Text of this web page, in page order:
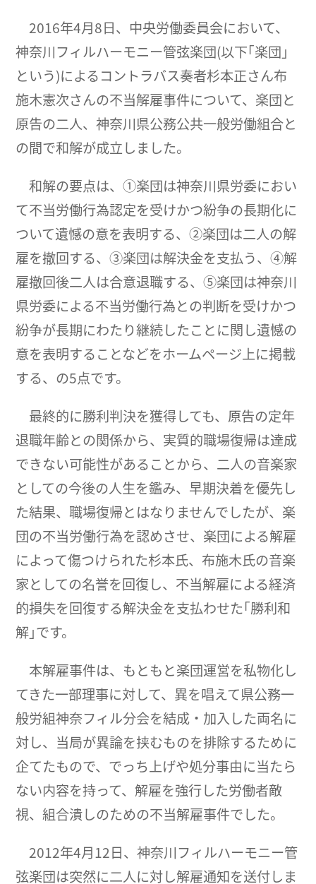
2016年4月8日、中央労働委員会において、
神奈川フィルハーモニー管弦楽団(以下｢楽団｣
という)によるコントラバス奏者杉本正さん布
施木憲次さんの不当解雇事件について、楽団と
原告の二人、神奈川県公務公共一般労働組合と
の間で和解が成立しました。
和解の要点は、①楽団は神奈川県労委におい
て不当労働行為認定を受けかつ紛争の長期化に
ついて遺憾の意を表明する、②楽団は二人の解
雇を撤回する、③楽団は解決金を支払う、④解
雇撤回後二人は合意退職する、⑤楽団は神奈川
県労委による不当労働行為との判断を受けかつ
紛争が長期にわたり継続したことに関し遺憾の
意を表明することなどをホームページ上に掲載
する、の5点です。
最終的に勝利判決を獲得しても、原告の定年
退職年齢との関係から、実質的職場復帰は達成
できない可能性があることから、二人の音楽家
としての今後の人生を鑑み、早期決着を優先し
た結果、職場復帰とはなりませんでしたが、楽
団の不当労働行為を認めさせ、楽団による解雇
によって傷つけられた杉本氏、布施木氏の音楽
家としての名誉を回復し、不当解雇による経済
的損失を回復する解決金を支払わせた｢勝利和
解｣です。
本解雇事件は、もともと楽団運営を私物化し
てきた一部理事に対して、異を唱えて県公務一
般労組神奈フィル分会を結成・加入した両名に
対し、当局が異論を挟むものを排除するために
企てたもので、でっち上げや処分事由に当たら
ない内容を持って、解雇を強行した労働者敵
視、組合潰しのための不当解雇事件でした。
2012年4月12日、神奈川フィルハーモニー管
弦楽団は突然に二人に対し解雇通知を送付しま